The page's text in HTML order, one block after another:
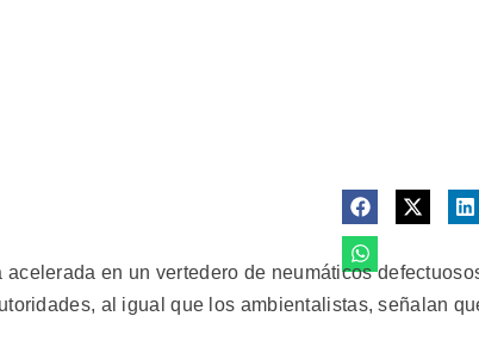
en un vertedero de neumáticos
al igual que los ambientalistas, señalan